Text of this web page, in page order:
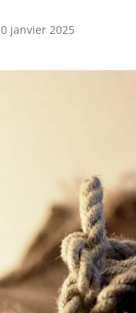
janvier 2025